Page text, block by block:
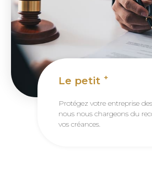
Le petit +
Protégez votre entreprise
nous nous chargeons du
vos créances.